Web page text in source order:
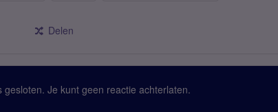
Delen
gesloten. Je kunt geen reactie achterlaten.